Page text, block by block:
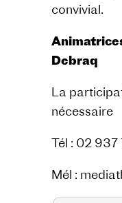
convivial.
Debraq
La
nécessaire
Tél : 02
Mél :